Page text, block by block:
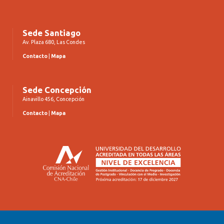
Sede Santiago
Av. Plaza 680, Las Condes
Contacto Mapa
Sede Concepción
Ainavillo 456, Concepción
Contacto Mapa